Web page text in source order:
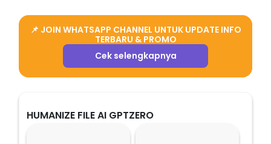
📌 JOIN WHATSAPP CHANNEL UNTUK UPDATE INFO
TERBARU & PROMO
Cek selengkapnya
HUMANIZE FILE AI GPTZERO